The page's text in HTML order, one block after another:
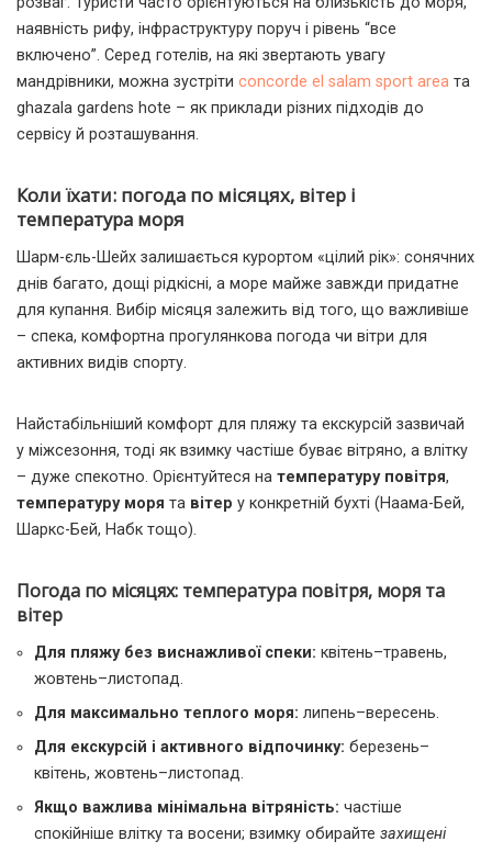
наявність рифу, інфраструктуру поруч і рівень “все
включено”. Серед готелів, на які звертають увагу
мандрівники, можна зустріти concorde el salam sport area та
ghazala gardens hote – як приклади різних підходів до
сервісу й розташування.
Коли їхати: погода по місяцях, вітер і
температура моря
Шарм-єль-Шейх залишається курортом «цілий рік»: сонячних
днів багато, дощі рідкісні, а море майже завжди придатне
для купання. Вибір місяця залежить від того, що важливіше
– спека, комфортна прогулянкова погода чи вітри для
активних видів спорту.
Найстабільніший комфорт для пляжу та екскурсій зазвичай
у міжсезоння, тоді як взимку частіше буває вітряно, а влітку
– дуже спекотно. Орієнтуйтеся на температуру повітря,
температуру моря та вітер у конкретній бухті (Наама-Бей,
Шаркс-Бей, Набк тощо).
Погода по місяцях: температура повітря, моря та
вітер
Для пляжу без виснажливої спеки: квітень–травень,
жовтень–листопад.
Для максимально теплого моря: липень–вересень.
Для екскурсій і активного відпочинку: березень–
квітень, жовтень–листопад.
Якщо важлива мінімальна вітряність: частіше
спокійніше влітку та восени; взимку обирайте захищені